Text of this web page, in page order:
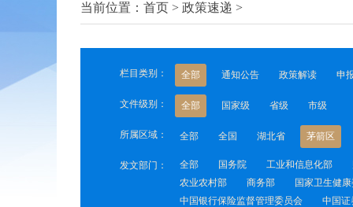
当前位置：首页 > 政策速递 >
栏目类别： 全部 通知公告 政策解读 申
文件级别： 全部 国家级 省级 市级
所属区域： 全部 全国 湖北省 茅箭区
发文部门： 全部 国务院 工业和信息化部
农业农村部
商务部 国家卫生健
中国银行保险监督管理委员会
中国证